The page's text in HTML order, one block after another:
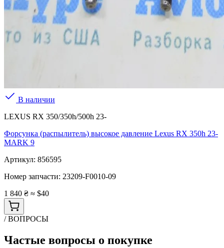
В наличии
LEXUS RX 350/350h/500h 23-
Форсунка (распылитель) высокое давление Lexus RX 350h 23-
MARK 9
Артикул: 856595
Номер запчасти: 23209-F0010-09
1 840 ₴ ≈ $40
/ ВОПРОСЫ
Частые вопросы о покупке